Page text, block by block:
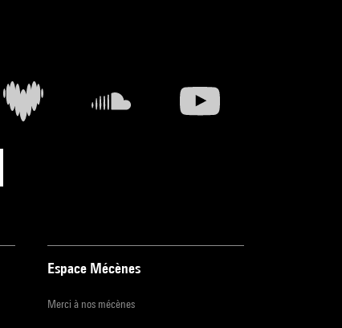
Espace Mécènes
Merci à nos mécènes